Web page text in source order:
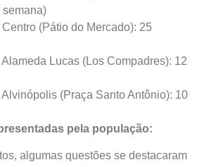
semana)
Centro (Pátio do Mercado): 25
Alameda Lucas (Los Compadres): 12
Alvinópolis (Praça Santo Antônio): 10
pela população:
algumas questões se destacaram